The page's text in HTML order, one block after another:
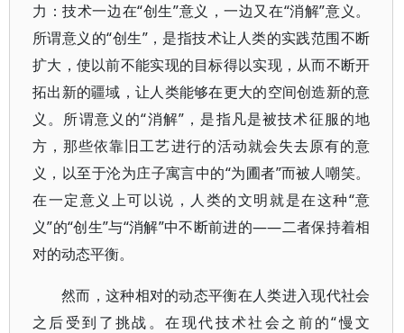
力：技术一边在“创生”意义，一边又在“消解”意义。
所谓意义的“创生”，是指技术让人类的实践范围不断
扩大，使以前不能实现的目标得以实现，从而不断开
拓出新的疆域，让人类能够在更大的空间创造新的意
义。所谓意义的“消解”，是指凡是被技术征服的地
方，那些依靠旧工艺进行的活动就会失去原有的意
义，以至于沦为庄子寓言中的“为圃者”而被人嘲笑。
在一定意义上可以说，人类的文明就是在这种“意
义”的“创生”与“消解”中不断前进的——二者保持着相
对的动态平衡。
然而，这种相对的动态平衡在人类进入现代社会
之后受到了挑战。在现代技术社会之前的“慢文